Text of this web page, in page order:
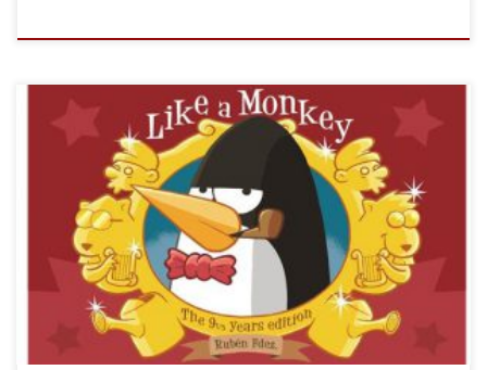
Fandogamia Editorial nos invita de nuevo a pasar un rato divertido
con otra de las obras de Rubén Fernández. Al igual que en 24
horas con gente mejor que tú, Like a Monkey: The 9 1/3 Years
Edition se presenta como una recopilación, en este caso de las
tiras cómicas […]